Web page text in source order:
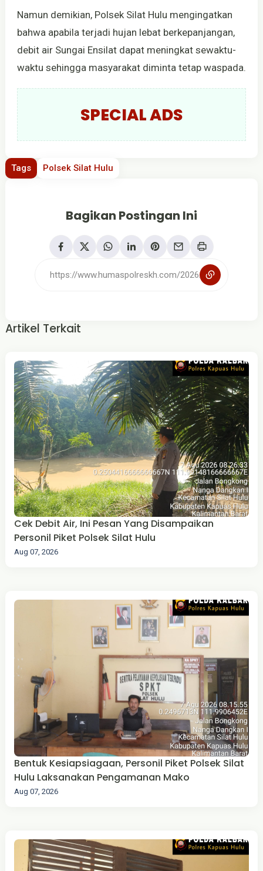
Namun demikian, Polsek Silat Hulu mengingatkan
bahwa apabila terjadi hujan lebat berkepanjangan,
debit air Sungai Ensilat dapat meningkat sewaktu-
waktu sehingga masyarakat diminta tetap waspada.
SPECIAL ADS
Tags Polsek Silat Hulu
Bagikan Postingan Ini
Artikel Terkait
Cek Debit Air, Ini Pesan Yang Disampaikan
Personil Piket Polsek Silat Hulu
Aug 07, 2026
Bentuk Kesiapsiagaan, Personil Piket Polsek Silat
Hulu Laksanakan Pengamanan Mako
Aug 07, 2026